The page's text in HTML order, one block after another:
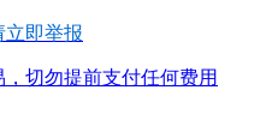
立即举报
切勿提前支付任何费用